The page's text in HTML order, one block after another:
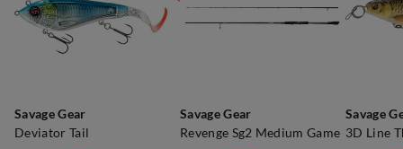
Savage Gear
Deviator Tail
Savage Gear
Revenge Sg2 Medium Game
Savage
3D Line